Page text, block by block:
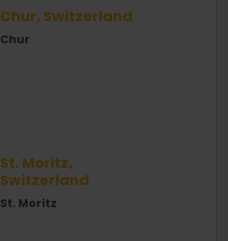
Chur, Switzerland
Chur
St. Moritz,
Switzerland
St. Moritz